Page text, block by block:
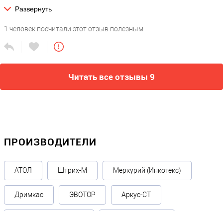
проблемы, но всё равно как бы работаем вроде нормально. Для
деятельности хватает его.
Развернуть
1 человек посчитали этот отзыв полезным
Читать все отзывы 9
ПРОИЗВОДИТЕЛИ
АТОЛ Штрих-М Меркурий (Инкотекс)
Дримкас ЭВОТОР Аркус-СТ